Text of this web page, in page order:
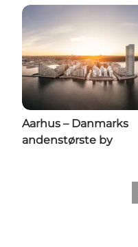
Aarhus – Danmarks
andenstørste by